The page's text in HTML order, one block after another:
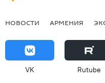
НОВОСТИ АРМЕНИЯ
VK Rutube